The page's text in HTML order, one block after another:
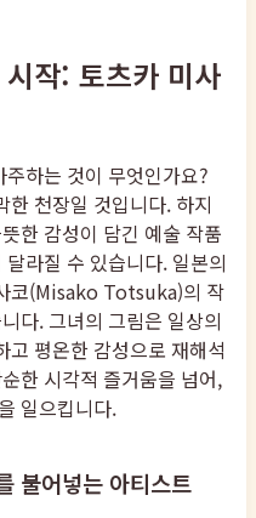
작: 토츠카 미사
하는 것이 무엇인가요?
한 천장일 것입니다. 하지
한 감성이 담긴 예술 작품
라질 수 있습니다. 일본의
코(Misako Totsuka)의 작
다. 그녀의 그림은 일상의
고 평온한 감성으로 재해석
한 시각적 즐거움을 넘어,
일으킵니다.
불어넣는 아티스트